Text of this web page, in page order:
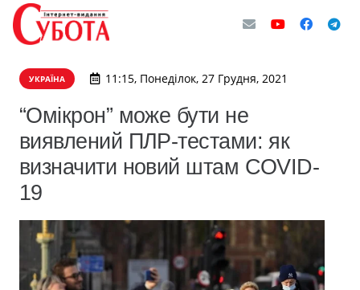
УКРАЇНА 11:15, Понеділок, 27 Грудня, 2021
“Омікрон” може бути не
виявлений ПЛР-тестами: як
визначити новий штам COVID-
19